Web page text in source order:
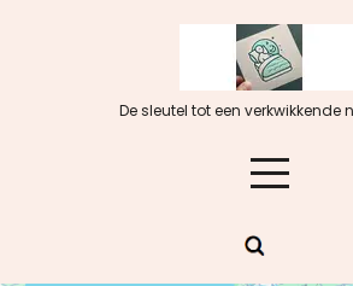
De sleutel tot een verkwikkende